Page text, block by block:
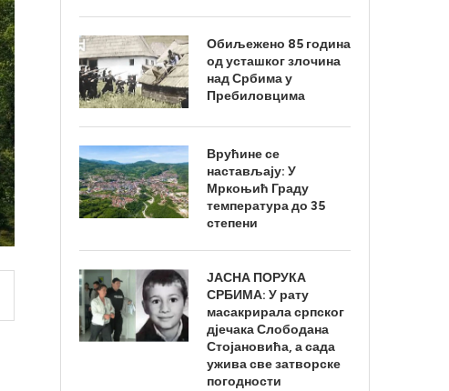
Обиљежено 85 година
од усташког злочина
над Србима у
Пребиловцима
Врућине се
настављају: У
Мркоњић Граду
температура до 35
степени
ЈАСНА ПОРУКА
СРБИМА: У рату
масакрирала српског
дјечака Слободана
Стојановића, а сада
ужива све затворске
погодности